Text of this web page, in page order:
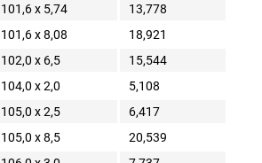
101,6 x 5,74
13,778
101,6 x 8,08
18,921
102,0 x 6,5
15,544
104,0 x 2,0
5,108
105,0 x 2,5
6,417
105,0 x 8,5
20,539